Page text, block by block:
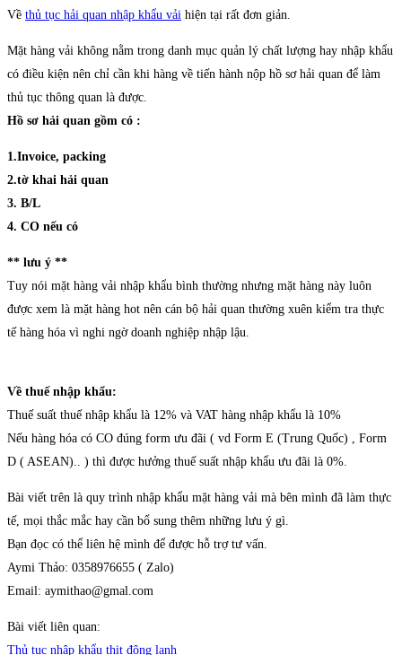
Về thủ tục hải quan nhập khẩu vải hiện tại rất đơn giản.
Mặt hàng vải không nằm trong danh mục quản lý chất lượng hay nhập khẩu
có điều kiện nên chỉ cần khi hàng về tiến hành nộp hồ sơ hải quan để làm
thủ tục thông quan là được.
Hồ sơ hải quan gồm có :
1.Invoice, packing
2.tờ khai hải quan
3. B/L
4. CO nếu có
** lưu ý **
Tuy nói mặt hàng vải nhập khẩu bình thường nhưng mặt hàng này luôn
được xem là mặt hàng hot nên cán bộ hải quan thường xuên kiểm tra thực
tế hàng hóa vì nghi ngờ doanh nghiệp nhập lậu.
Về thuế nhập khẩu:
Thuế suất thuế nhập khẩu là 12% và VAT hàng nhập khẩu là 10%
Nếu hàng hóa có CO đúng form ưu đãi ( vd Form E (Trung Quốc) , Form
D ( ASEAN).. ) thì được hưởng thuế suất nhập khẩu ưu đãi là 0%.
Bài viết trên là quy trình nhập khẩu mặt hàng vải mà bên mình đã làm thực
tế, mọi thắc mắc hay cần bổ sung thêm những lưu ý gì.
Bạn đọc có thể liên hệ mình để được hỗ trợ tư vấn.
Aymi Thảo: 0358976655 ( Zalo)
Email: aymithao@gmal.com
Bài viết liên quan:
Thủ tục nhập khẩu thịt đông lạnh